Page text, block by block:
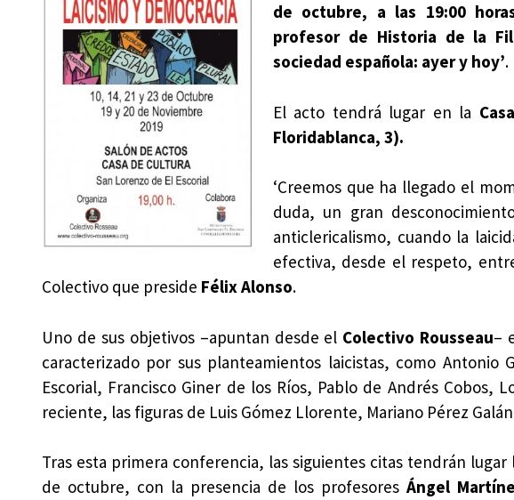
de octubre, a las 19:00
profesor de Historia de la
sociedad española: ayer y hoy’.
El acto tendrá lugar en la
Floridablanca, 3).
‘Creemos que ha llegado el
duda, un gran
anticlericalismo, cuando la
efectiva, desde el respeto,
Colectivo que preside Félix Alonso.
Uno de sus objetivos –apuntan desde el Colectivo Rousseau–
caracterizado por sus planteamientos laicistas, como
Escorial, Francisco Giner de los Ríos, Pablo de Andrés Cobos,
reciente, las figuras de Luis Gómez Llorente, Mariano Pérez Galán
Tras esta primera conferencia, las siguientes citas tendrán lugar
de octubre, con la presencia de los profesores Ángel